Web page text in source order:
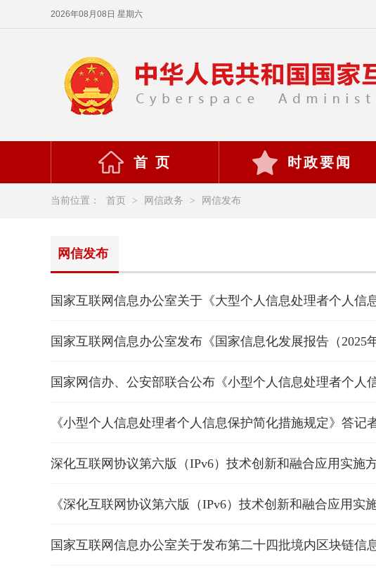
2026年08月08日 星期六
首 页 时政要闻
当前位置： 首页 > 网信政务 > 网信发布
网信发布
国家互联网信息办公室关于《大型个人信息处理者个人
国家互联网信息办公室发布《国家信息化发展报告（2025
国家网信办、公安部联合公布《小型个人信息处理者个人
《小型个人信息处理者个人信息保护简化措施规定》答记
深化互联网协议第六版（IPv6）技术创新和融合应用实施
《深化互联网协议第六版（IPv6）技术创新和融合应用实
国家互联网信息办公室关于发布第二十四批境内区块链信